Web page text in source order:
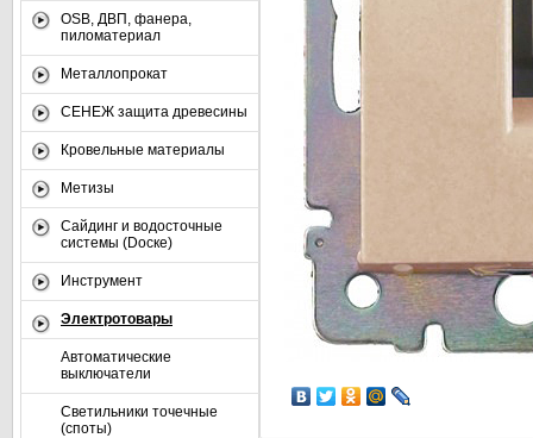
OSB, ДВП, фанера,
пиломатериал
Металлопрокат
СЕНЕЖ защита древесины
Кровельные материалы
Метизы
Сайдинг и водосточные
системы (Dоске)
Инструмент
Электротовары
Автоматические
выключатели
Светильники точечные
(споты)